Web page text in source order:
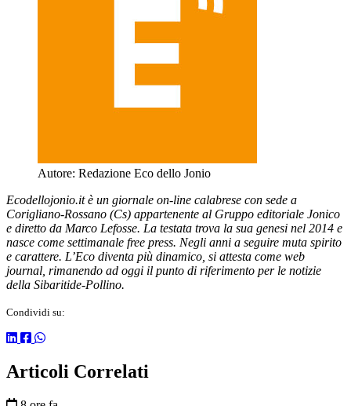
Autore: Redazione Eco dello Jonio
Ecodellojonio.it è un giornale on-line calabrese con sede a
Corigliano-Rossano (Cs) appartenente al Gruppo editoriale Jonico
e diretto da Marco Lefosse. La testata trova la sua genesi nel 2014 e
nasce come settimanale free press. Negli anni a seguire muta spirito
e carattere. L’Eco diventa più dinamico, si attesta come web
journal, rimanendo ad oggi il punto di riferimento per le notizie
della Sibaritide-Pollino.
Condividi su:
Articoli Correlati